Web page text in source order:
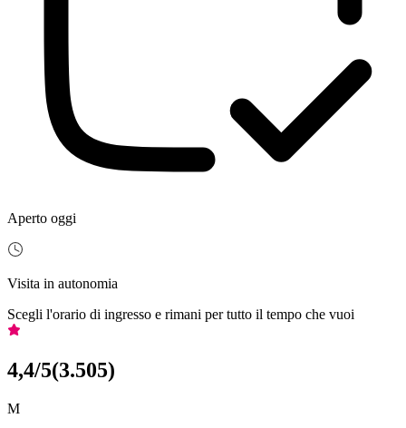
Aperto oggi
Visita in autonomia
Scegli l'orario di ingresso e rimani per tutto il tempo che vuoi
4,4/5(3.505)
M